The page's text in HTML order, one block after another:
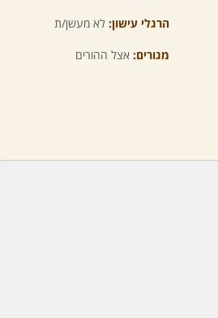
הרגלי עישון: לא מעשן/ת
מגורים: אצל ההורים